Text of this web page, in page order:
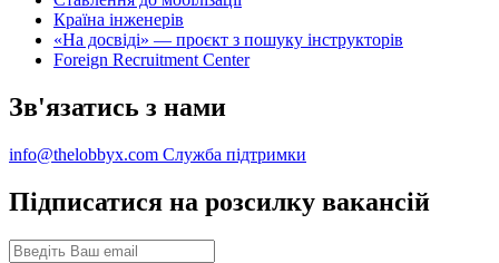
Країна інженерів
«На досвіді» — проєкт з пошуку інструкторів
Foreign Recruitment Center
Зв'язатись з нами
info@thelobbyx.com Служба підтримки
Підписатися на розсилку вакансій